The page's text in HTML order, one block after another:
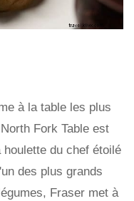
à la table les plus
Fork Table est
du chef étoilé
des plus grands
Fraser met à